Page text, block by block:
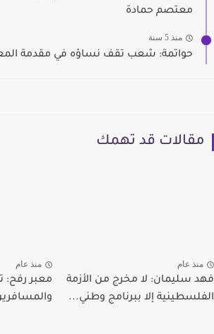
معتصم حمادة
منذ 5 سنة
حواتمة: شعب تقف نساؤه في مقدمة
مقالات قد تهمك
منذ عام
فهد سليمان: لا مخرج من الأزمة
الفلسطينية إلا ببرنامج وطني...
منذ عام
معبر رفح: